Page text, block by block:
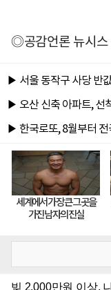
◎공감언론 뉴시스